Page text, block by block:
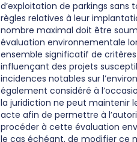
d’exploitation de parkings sans
règles relatives à leur
nombre maximal doit être
évaluation environnementale
ensemble significatif de
influençant des projets
incidences notables sur
également considéré à
la juridiction ne peut maintenir
acte afin de permettre à
procéder à cette évaluation
le cas échéant, de modifier ce